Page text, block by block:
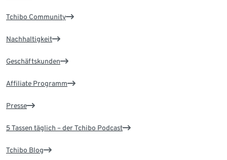
Tchibo Community
Nachhaltigkeit
Geschäftskunden
Affiliate Programm
Presse
5 Tassen täglich – der Tchibo Podcast
Tchibo Blog